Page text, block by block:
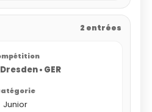
2 entrées
Dresden • GER
Junior